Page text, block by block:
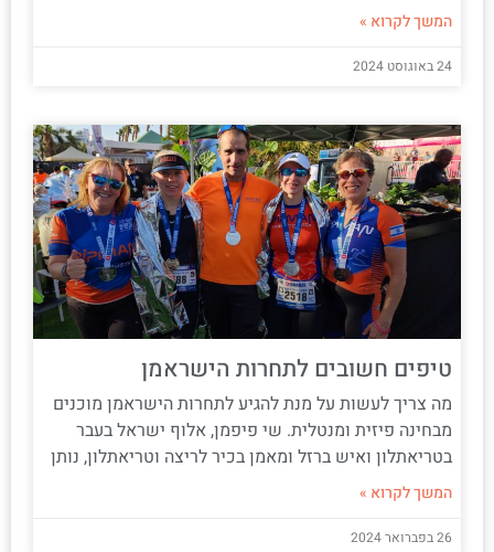
המשך לקרוא »
24 באוגוסט 2024
טיפים חשובים לתחרות הישראמן
מה צריך לעשות על מנת להגיע לתחרות הישראמן מוכנים
מבחינה פיזית ומנטלית. שי פיפמן, אלוף ישראל בעבר
בטריאתלון ואיש ברזל ומאמן בכיר לריצה וטריאתלון, נותן
המשך לקרוא »
26 בפברואר 2024